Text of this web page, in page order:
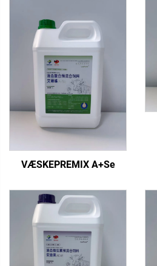
VÆSKEPREMIX A+Se